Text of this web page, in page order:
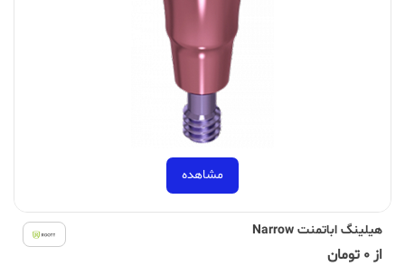
مشاهده
هیلینگ اباتمنت Narrow
از 0 تومان